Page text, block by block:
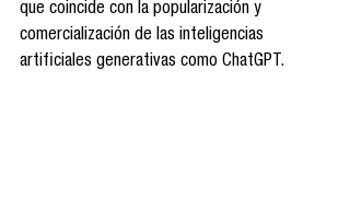
que coincide con la popularización y
comercialización de las inteligencias
artificiales generativas como ChatGPT.